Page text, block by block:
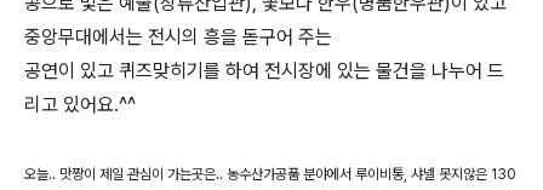
중앙무대에서는 전시의 흥을 돋구어 주는
공연이 있고 퀴즈맞히기를 하여 전시장에 있는 물건을 나누어 드
리고 있어요.^^
오늘.. 맛짱이 제일 관심이 가는곳은.. 농수산가공품 분야에서 루이비통, 샤넬 못지않은 130